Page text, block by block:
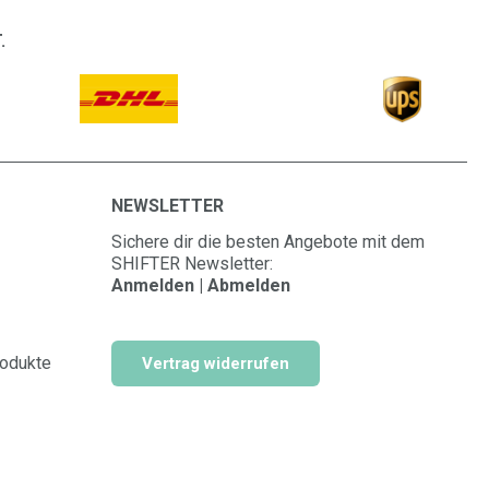
NEWSLETTER
Sichere dir die besten Angebote mit dem
SHIFTER Newsletter:
Anmelden | Abmelden
Vertrag widerrufen